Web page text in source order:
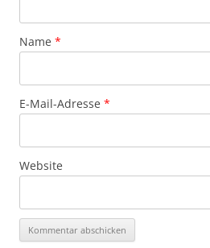
Name *
E-Mail-Adresse *
Website